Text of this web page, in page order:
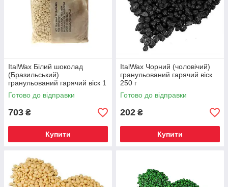
ItalWax Білий шоколад
(Бразильський)
гранульований гарячий віск 1
кг
Готово до відправки
703 ₴
Купити
ItalWax Чорний (чоловічий)
гранульований гарячий віск
250 г
Готово до відправки
202 ₴
Купити